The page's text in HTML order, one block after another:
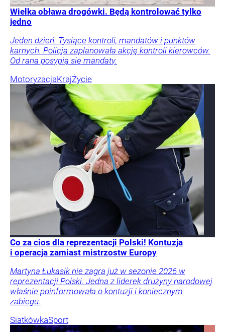
Wielka obława drogówki. Będą kontrolować tylko
jedno
Jeden dzień. Tysiące kontroli, mandatów i punktów
karnych. Policja zaplanowała akcję kontroli kierowców.
Od rana posypią się mandaty.
MotoryzacjaKrajŻycie
Co za cios dla reprezentacji Polski! Kontuzja
i operacja zamiast mistrzostw Europy
Martyna Łukasik nie zagra już w sezonie 2026 w
reprezentacji Polski. Jedna z liderek drużyny narodowej
właśnie poinformowała o kontuzji i koniecznym
zabiegu.
SiatkówkaSport